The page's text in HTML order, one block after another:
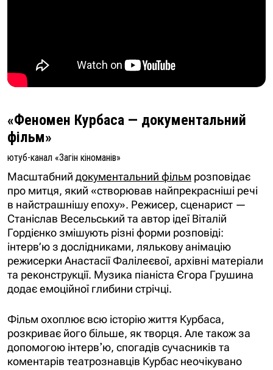
«Феномен Курбаса — документальний
фільм»
ютуб-канал «Загін кіноманів»
Масштабний документальний фільм розповідає
про митця, який «створював найпрекрасніші речі
в найстрашнішу епоху». Режисер, сценарист —
Станіслав Весельський та автор ідеї Віталій
Гордієнко змішують різні форми розповіді:
інтерв’ю з дослідниками, лялькову анімацію
режисерки Анастасії Фалілеєвої, архівні матеріали
та реконструкції. Музика піаніста Єгора Грушина
додає емоційної глибини стрічці.
Фільм охоплює всю історію життя Курбаса,
розкриває його більше, як творця. Але також за
допомогою інтервʼю, спогадів сучасників та
коментарів театрознавців Курбас неочікувано